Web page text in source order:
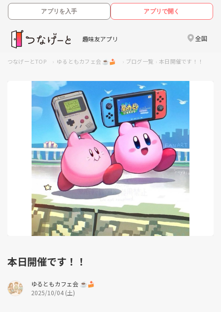
アプリを入手 アプリで開く
趣味友アプリ 全国
つなげーとTOP ゆるともカフェ会 ☕🍰 ブログ一覧 本日開催です！！
本日開催です！！
ゆるともカフェ会 ☕🍰
2025/10/04 (土)